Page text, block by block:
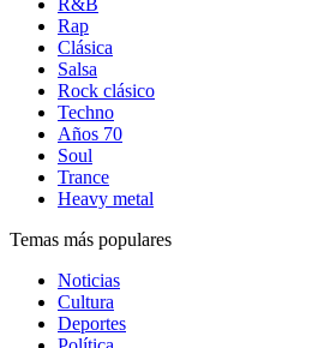
R&B
Rap
Clásica
Salsa
Rock clásico
Techno
Años 70
Soul
Trance
Heavy metal
Temas más populares
Noticias
Cultura
Deportes